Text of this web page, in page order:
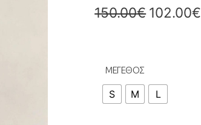
150.00€ 102.00€
ΜΕΓΕΘΟΣ
S M L